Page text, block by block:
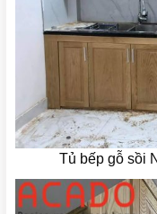
Tủ bếp gỗ sồi